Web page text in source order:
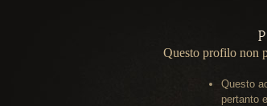
Questo profilo non
Questo
pertanto